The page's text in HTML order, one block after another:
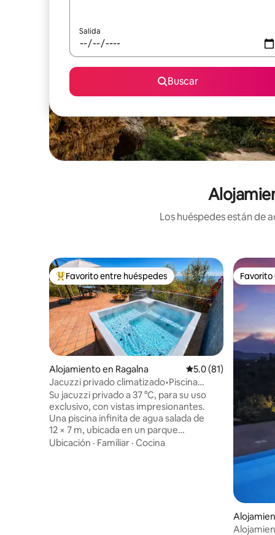
Salida
Buscar
Los huéspedes están de
Favorito entre huéspedes preferido
Favorito entre huéspedes
Alojamiento en Ragalna Calificación
5.0 (81)
Jacuzzi privado climatizado•Piscina
infinita•Rahal Luxury
Su jacuzzi privado a 37 °C, para su uso
exclusivo, con vistas impresionantes.
Una piscina infinita de agua salada de
12 × 7 m, ubicada en un parque
mediterráneo de 4000 m², con una zona
Ubicación · Familiar · Cocina
nea